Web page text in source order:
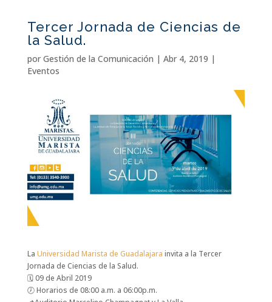
Tercer Jornada de Ciencias de
la Salud.
por Gestión de la Comunicación | Abr 4, 2019 |
Eventos
La Universidad Marista de Guadalajara invita a la Tercer
Jornada de Ciencias de la Salud.
🗓09 de Abril 2019
🕖Horarios de 08:00 a.m. a 06:00p.m.